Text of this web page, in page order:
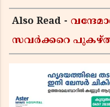
Also Read -
സവർക്കറെ
വിജയൻ